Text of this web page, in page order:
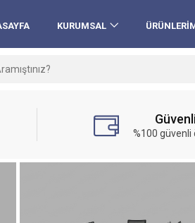
KURUMSAL
%100